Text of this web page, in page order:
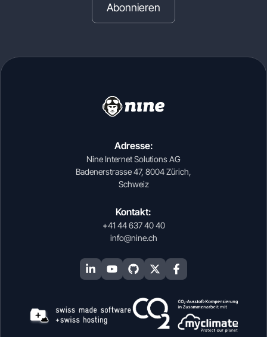
Abonnieren
Adresse:
Nine Internet Solutions AG
Badenerstrasse 47, 8004 Zürich,
Schweiz
Kontakt:
+41 44 637 40 40
info@nine.ch